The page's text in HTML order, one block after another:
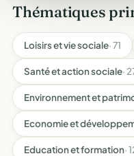
Thématiques
Loisirs et vie sociale· 71
Santé et action sociale·
Environnement et
Economie et
Education et formation·